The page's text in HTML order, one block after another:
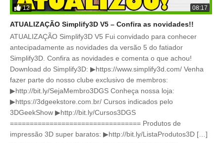
12 08:17
ATUALIZAÇÃO Simplify3D V5 – Confira as novidades!!
ATUALIZAÇÃO Simplify3D V5 Fui convidado para conhecer
antecipadamente as novidades da versão 5 do fatiador
Simplify3D. Confira as novidades e comenta o que achou!
Download do Simplify3D: ▶https://www.simplify3d.com/ Venha
fazer parte do nosso clube exclusivo de membros:
▶http://bit.ly/SejaMembro3DGS Conheça nossa loja:
▶https://3dgeekstore.com.br/ Cursos indicados pelo
3DGeekShow ▶http://bit.ly/Cursos3DGS
================================= Produtos de
impressão 3D super baratos: ▶http://bit.ly/ListaProdutos3D […]